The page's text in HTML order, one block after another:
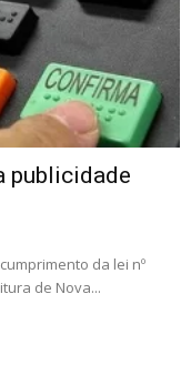
publicidade
da lei nº
de Nova...